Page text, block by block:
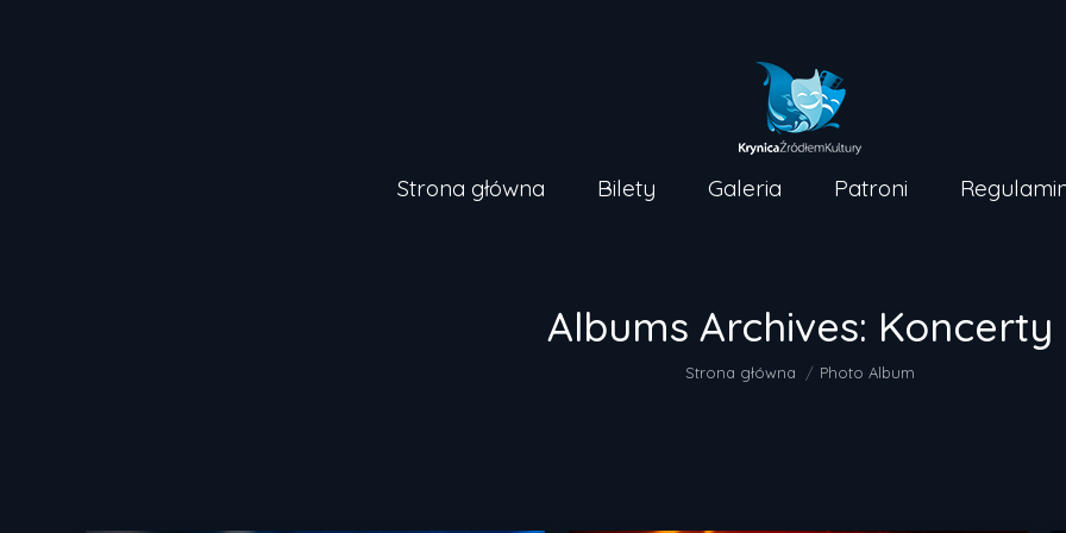
Strona główna Bilety Galeria Patroni
Albums Archives: Koncerty
Jesteś tutaj:
Strona główna Photo Album